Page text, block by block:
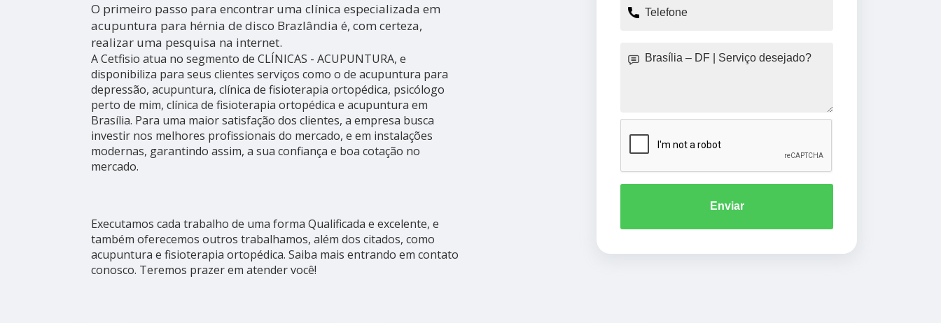
O primeiro passo para encontrar uma clínica especializada em
acupuntura para hérnia de disco Brazlândia é, com certeza,
realizar uma pesquisa na internet.
A Cetfisio atua no segmento de CLÍNICAS - ACUPUNTURA, e
disponibiliza para seus clientes serviços como o de acupuntura para
depressão, acupuntura, clínica de fisioterapia ortopédica, psicólogo
perto de mim, clínica de fisioterapia ortopédica e acupuntura em
Brasília. Para uma maior satisfação dos clientes, a empresa busca
investir nos melhores profissionais do mercado, e em instalações
modernas, garantindo assim, a sua confiança e boa cotação no
mercado.
Executamos cada trabalho de uma forma Qualificada e excelente, e
também oferecemos outros trabalhamos, além dos citados, como
acupuntura e fisioterapia ortopédica. Saiba mais entrando em contato
conosco. Teremos prazer em atender você!
Enviar